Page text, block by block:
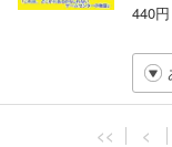
440
<< <